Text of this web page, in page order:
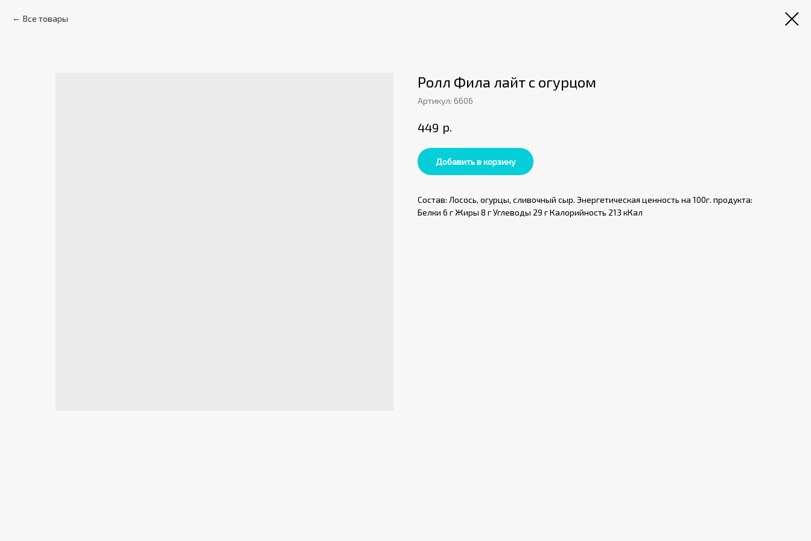
Все товары
Ролл Фила лайт с огурцом
Артикул: 6606
449 р.
Добавить в корзину
Состав: Лосось, огурцы, сливочный сыр. Энергетическая ценность на 100г. продукта:
Белки 6 г Жиры 8 г Углеводы 29 г Калорийность 213 кКал